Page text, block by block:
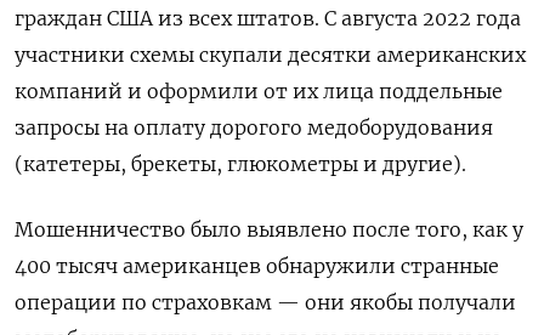
граждан США из всех штатов. С августа 2022 года
участники схемы скупали десятки американских
компаний и оформили от их лица поддельные
запросы на оплату дорогого медоборудования
(катетеры, брекеты, глюкометры и другие).
Мошенничество было выявлено после того, как у
400 тысяч американцев обнаружили странные
операции по страховкам — они якобы получали